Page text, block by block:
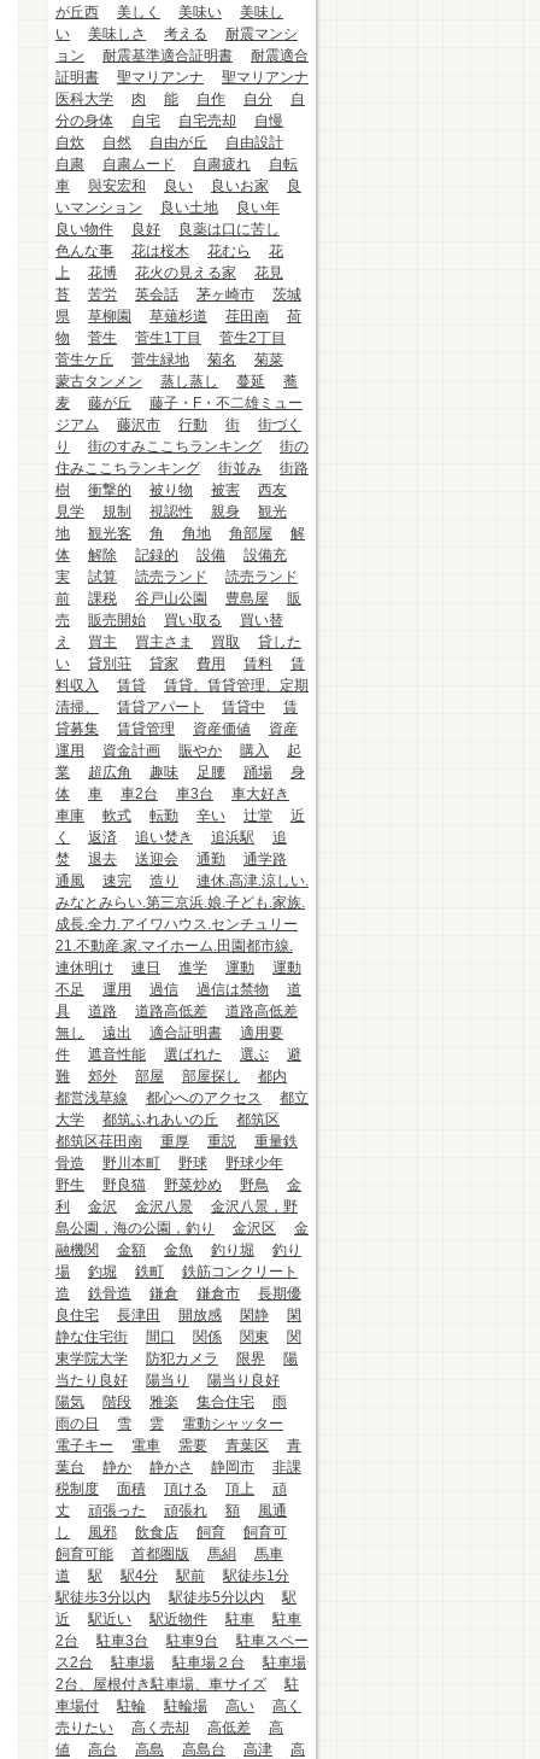
が丘西
美しく 美味い
美味し
い
美味しさ 考える
耐震マンシ
ョン
耐震基準適合証明書
耐震適合
証明書
聖マリアンナ
聖マリアンナ
医科大学
肉 能 自作 自分
自
分の身体
自宅 自宅売却
自慢
自炊
自然 自由が丘
自由設計
自粛
自粛ムード 自粛疲れ
自転
車
與安宏和 良い 良いお家
良
いマンション
良い土地
良い年
良い物件
良好
良薬は口に苦し
色んな事
花は桜木 花むら
花
上
花博 花火の見える家
花見
苔
苦労 英会話 茅ヶ崎市
茨城
県
草柳園 草薙杉道 荏田南
荷
物
菅生 菅生1丁目
菅生2丁目
菅生ケ丘
菅生緑地 菊名
菊菜
蒙古タンメン
蒸し蒸し 蔓延
蕎
麦
藤が丘
藤子・F・不二雄ミュー
ジアム
藤沢市 行動 街
街づく
り
街のすみここちランキング
街の
住みここちランキング
街並み
街路
樹
衝撃的 被り物 被害
西友
見学
規制 視認性 親身
観光
地
観光客 角 角地 角部屋
解
体
解除 記録的 設備
設備充
実
試算 読売ランド
読売ランド
前
課税 谷戸山公園 豊島屋
販
売
販売開始 買い取る
買い替
え
買主 買主さま 買取
貸した
い
貸別荘 貸家 費用 賃料
賃
料収入
賃貸
賃貸、賃貸管理、定期
清掃、
賃貸アパート 賃貸中
賃
貸募集
賃貸管理 資産価値
資産
運用
資金計画 賑やか 購入
起
業
超広角 趣味 足腰 踊場
身
体
車 車2台 車3台
車大好き
車庫
軟式 転勤 辛い 辻堂
近
く
返済 追い焚き 追浜駅
追
焚
退去 送迎会 通勤
通学路
通風
速完 造り
連休.高津.涼しい.
みなとみらい.第三京浜.娘.子ども.家族.
成長.全力.アイワハウス.センチュリー
21.不動産.家.マイホーム.田園都市線.
連休明け
連日 進学 運動
運動
不足
運用 過信 過信は禁物
道
具
道路 道路高低差
道路高低差
無し
遠出 適合証明書
適用要
件
遮音性能 選ばれた 選ぶ
避
難
郊外 部屋 部屋探し
都内
都営浅草線
都心へのアクセス
都立
大学
都筑ふれあいの丘
都筑区
都筑区荏田南
重厚 重説
重量鉄
骨造
野川本町 野球
野球少年
野生
野良猫 野菜炒め 野鳥
金
利
金沢 金沢八景
金沢八景，野
島公園，海の公園，釣り
金沢区
金
融機関
金額 金魚 釣り堀
釣り
場
釣堀 鉄町
鉄筋コンクリート
造
鉄骨造 鎌倉 鎌倉市
長期優
良住宅
長津田 開放感 閑静
閑
静な住宅街
間口 関係 関東
関
東学院大学
防犯カメラ 限界
陽
当たり良好
陽当り
陽当り良好
陽気
階段 雅楽 集合住宅
雨
雨の日
雪 雲
電動シャッター
電子キー
電車 需要 青葉区
青
葉台
静か 静かさ 静岡市
非課
税制度
面積 頂ける 頂上
頑
丈
頑張った 頑張れ 額
風通
し
風邪 飲食店 飼育
飼育可
飼育可能
首都圏版 馬絹
馬車
道
駅 駅4分 駅前
駅徒歩1分
駅徒歩3分以内
駅徒歩5分以内
駅
近
駅近い 駅近物件 駐車
駐車
2台
駐車3台 駐車9台
駐車スペー
ス2台
駐車場 駐車場２台
駐車場
2台、屋根付き駐車場、車サイズ
駐
車場付
駐輪 駐輪場 高い
高く
売りたい
高く売却 高低差
高
値
高台 高島 高島台 高津
高